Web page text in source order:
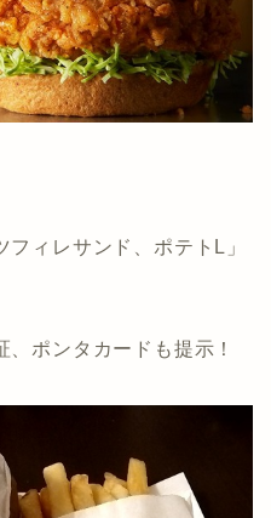
ィレサンド、ポテトL」
ポンタカードも提示！